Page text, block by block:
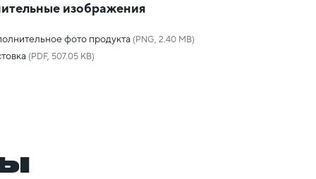
изображения
фото продукта (PNG, 2.40 MB)
(PDF, 507.05 KB)